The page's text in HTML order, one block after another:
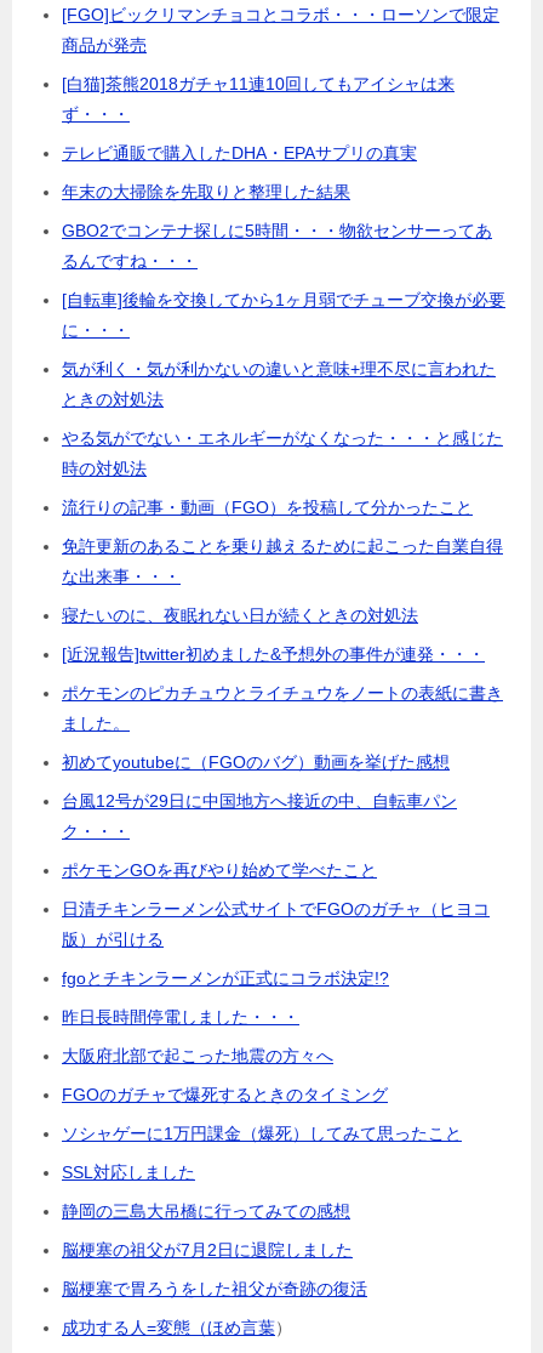
[FGO]ビックリマンチョコとコラボ・・・ローソンで限定
商品が発売
[白猫]茶熊2018ガチャ11連10回してもアイシャは来
ず・・・
テレビ通販で購入したDHA・EPAサプリの真実
年末の大掃除を先取りと整理した結果
GBO2でコンテナ探しに5時間・・・物欲センサーってあ
るんですね・・・
[自転車]後輪を交換してから1ヶ月弱でチューブ交換が必要
に・・・
気が利く・気が利かないの違いと意味+理不尽に言われた
ときの対処法
やる気がでない・エネルギーがなくなった・・・と感じた
時の対処法
流行りの記事・動画（FGO）を投稿して分かったこと
免許更新のあることを乗り越えるために起こった自業自得
な出来事・・・
寝たいのに、夜眠れない日が続くときの対処法
[近況報告]twitter初めました&予想外の事件が連発・・・
ポケモンのピカチュウとライチュウをノートの表紙に書き
ました。
初めてyoutubeに（FGOのバグ）動画を挙げた感想
台風12号が29日に中国地方へ接近の中、自転車パン
ク・・・
ポケモンGOを再びやり始めて学べたこと
日清チキンラーメン公式サイトでFGOのガチャ（ヒヨコ
版）が引ける
fgoとチキンラーメンが正式にコラボ決定!?
昨日長時間停電しました・・・
大阪府北部で起こった地震の方々へ
FGOのガチャで爆死するときのタイミング
ソシャゲーに1万円課金（爆死）してみて思ったこと
SSL対応しました
静岡の三島大吊橋に行ってみての感想
脳梗塞の祖父が7月2日に退院しました
脳梗塞で胃ろうをした祖父が奇跡の復活
成功する人=変態（ほめ言葉）